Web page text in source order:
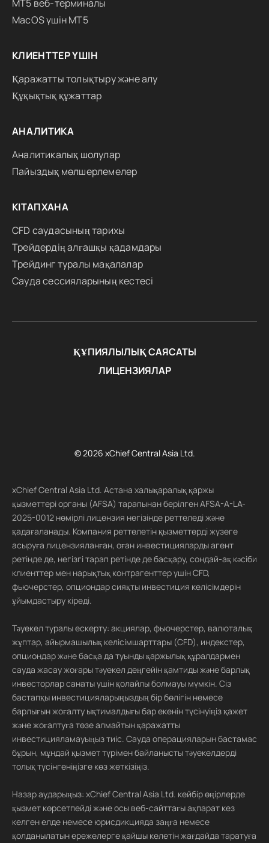
MT5 веб-терминалы
MacOS үшін MT5
КЛИЕНТТЕР ҮШІН
Қаражатты толықтыру және алу
Құқықтық құжаттар
АНАЛИТИКА
Аналитикалық шолулар
Пайыздық мөлшерлемелер
КІТАПХАНА
CFD саудасының тарихы
Трейдердің алғашқы қадамдары
Трейдинг туралы мақалалар
Сауда сессияларының кестесі
ҚҰПИЯЛЫЛЫҚ САЯСАТЫ
ЛИЦЕНЗИЯЛАР
© 2026 xChief Central Asia Ltd.
xChief Central Asia Ltd. Астана халықаралық қаржы
қызметтері органы (AFSA) тарапынан берілген AFSA-A-LA-
2025-0012 нөмірлі лицензия негізінде реттеледі және
қадағаланады. Компания реттелетін қызметтерді жүзеге
асыруға лицензияланған, оған инвестицияларды агент
ретінде де, негізгі тарап ретінде де басқару, сондай-ақ кәсіби
клиенттер мен нарықтық контрагенттер үшін CFD,
фьючерстер, опциондар сияқты инвестиция келісімдерін
ұйымдастыру кіреді.
Тәуекел туралы ескерту: акциялар, фьючерстер, валюталық
жұптар, айырмашылық келісімшарттары (CFD), индекстер,
опциондар және басқа да туынды қаржылық құралдармен
сауда жасау жоғары тәуекел деңгейін қамтиды және барлық
инвесторлар санаты үшін қолайлы болмауы мүмкін. Сіз
бастапқы инвестицияларыңыздың бір бөлігін немесе
барлығын жоғалту ықтималдығы бар екенін түсінуіңіз қажет
және жоғалтуға төзе алмайтын қаражатты
инвестицияламауыңыз тиіс. Сауда операцияларын бастамас
бұрын, мұндай қызмет түрімен байланысты тәуекелдерді
толық түсінгеніңізге көз жеткізіңіз.
Назар аударыңыз: xChief Central Asia Ltd. кейбір өңірлерде
қызмет көрсетпейді және осы веб-сайттағы ақпарат кез
келген елде немесе юрисдикцияда заңға немесе
қолданылатын ережелерге қайшы келетін жағдайда таратуға